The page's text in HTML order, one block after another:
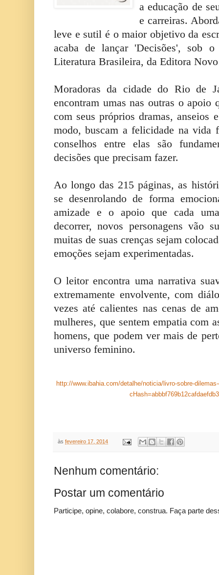
a educação de
e carreiras.
leve e sutil é o maior objetivo da
acaba de lançar 'Decisões', sob
Literatura Brasileira, da Editora
Moradoras da cidade do Rio de
encontram umas nas outras o apoio
com seus próprios dramas, anseios
modo, buscam a felicidade na vida
conselhos entre elas são
decisões que precisam fazer.
Ao longo das 215 páginas, as
se desenrolando de forma
amizade e o apoio que cada
decorrer, novos personagens vão
muitas de suas crenças sejam
emoções sejam experimentadas.
O leitor encontra uma narrativa
extremamente envolvente, com
vezes até calientes nas cenas de
mulheres, que sentem empatia com
homens, que podem ver mais de
universo feminino.
http://www.ibahia.com/detalhe/noticia/livro-sobre-
às fevereiro 17, 2014
Nenhum comentário:
Postar um comentário
Participe, opine, colabore, construa. Faça parte